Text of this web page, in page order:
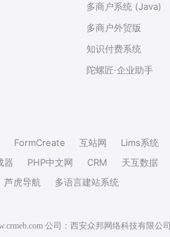
多商户系统 (Java)
多商户外贸版
知识付费系统
陀螺匠·企业助手
FormCreate 互站网 Lims系统
器
PHP中文网 CRM 天互数据
芦虎导航
多语言建站系统
公司：西安众邦网络科技有限公司